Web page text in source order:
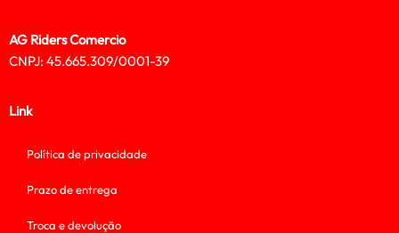
AG Riders Comercio
CNPJ: 45.665.309/0001-39
Link
Política de privacidade
Prazo de entrega
Troca e devolução